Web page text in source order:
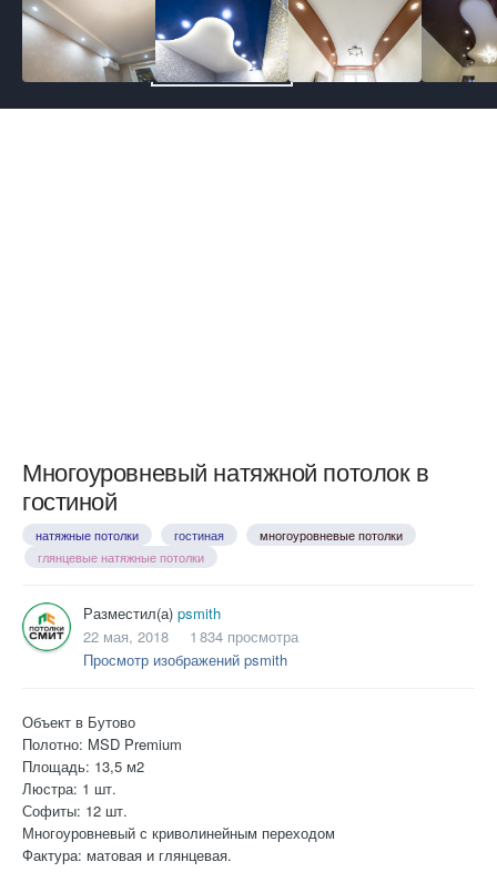
Многоуровневый натяжной потолок в
гостиной
натяжные потолки гостиная
многоуровневые потолки
глянцевые натяжные потолки
Разместил(а) psmith
22 мая, 2018
1 834 просмотра
Просмотр изображений psmith
Объект в Бутово
Полотно: MSD Premium
Площадь: 13,5 м2
Люстра: 1 шт.
Софиты: 12 шт.
Многоуровневый с криволинейным переходом
Фактура: матовая и глянцевая.